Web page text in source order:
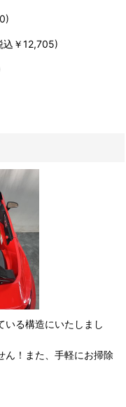
￥12,705)
いる構造にいたしまし
ん！また、手軽にお掃除